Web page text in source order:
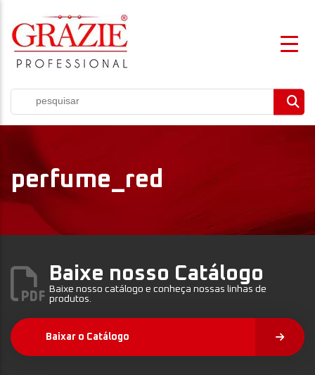
perfume_red
Baixe nosso Catálogo
Baixe nosso catálogo e conheça nossas linhas de
produtos.
Baixar o Catálogo